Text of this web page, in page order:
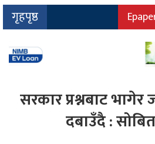
गृहपृष्ठ
सरकार प्रश्नबाट
दबाउँदै :